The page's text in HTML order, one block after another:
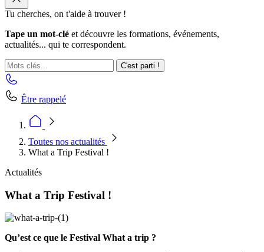
Tu cherches, on t'aide à trouver !
Tape un mot-clé et découvre les formations, événements,
actualités... qui te correspondent.
C'est parti !
Être rappelé
Toutes nos actualités
What a Trip Festival !
Actualités
What a Trip Festival !
Qu’est ce que le Festival What a trip ?